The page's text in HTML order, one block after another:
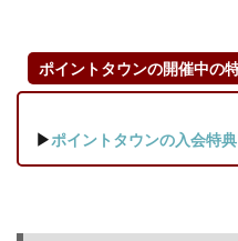
ポイントタウンの開催中の
▶ポイントタウンの入会特